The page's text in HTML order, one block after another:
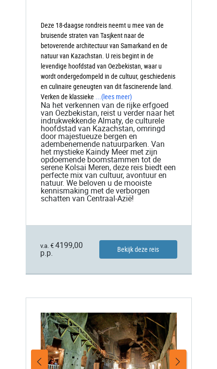
Deze 18-daagse rondreis neemt u mee van de
bruisende straten van Tasjkent naar de
betoverende architectuur van Samarkand en de
natuur van Kazachstan. U reis begint in de
levendige hoofdstad van Oezbekistan, waar u
wordt ondergedompeld in de cultuur, geschiedenis
en culinaire geneugten van dit fascinerende land.
Verken de klassieke ...(lees meer)
Na het verkennen van de rijke erfgoed
van Oezbekistan, reist u verder naar het
indrukwekkende Almaty, de culturele
hoofdstad van Kazachstan, omringd
door majestueuze bergen en
adembenemende natuurparken. Van
het mystieke Kaindy Meer met zijn
opdoemende boomstammen tot de
serene Kolsai Meren, deze reis biedt een
perfecte mix van cultuur, avontuur en
natuur. We beloven u de mooiste
kennismaking met de verborgen
schatten van Centraal-Azië!
v.a. € 4199,00
p.p.
Bekijk deze reis